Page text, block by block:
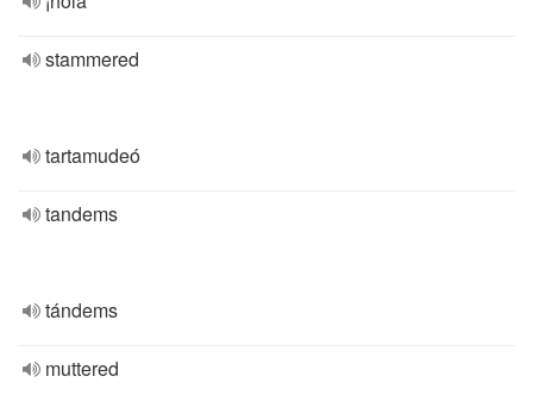
stammered
tartamudeó
tandems
tándems
muttered